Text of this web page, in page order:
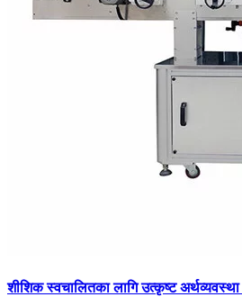
शीशिक स्वचालितका लागि उत्कृष्ट